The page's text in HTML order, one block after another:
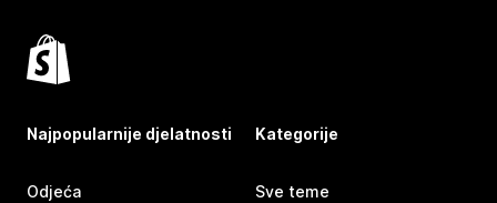
Najpopularnije djelatnosti
Odjeća
Kategorije
Sve teme